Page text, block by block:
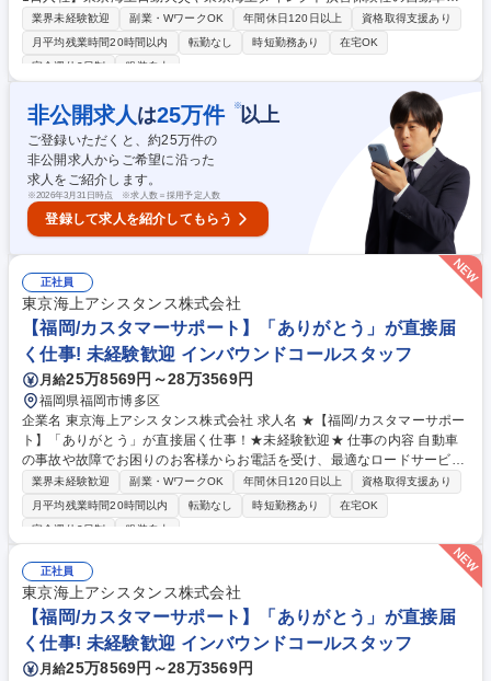
険に加入されているお客様への、ロードサービスアシスタンス業務をお任
せします。未経験歓迎！お客様の力になりたい方ご応募ください。 ■自動
車の故障や事故に遭われたお客様からお電話を受け、サービスの手配に必
サービスを手配する。レッカーの手配からレンタカー・タクシーの手配な
ど多岐に渡ります。 ※9月1日入社以降ご希望の場合はそちらでも可能で
す。 募集職種 ★10月1日入社★【福岡市/カスタマーサポート】年休125
日/フリーシフト/WLB◎
業界未経験歓迎 副業・WワークOK 年間休日120日以上
資格取得支援あり
月平均残業時間20時間以内
転勤なし 時短勤務あり
在宅OK
完全週休2日制
服装自由
非公開求人 は25万件 ※以上
ご登録いただくと、約25万件の
非公開求人からご希望に沿った
求人をご紹介します。
※2026年3月31日時点 ※求人数＝採用予定人数
登録して求人を紹介してもらう
正社員
東京海上アシスタンス株式会社
【福岡/カスタマーサポート】「ありがとう」が直接届
く仕事! 未経験歓迎 インバウンドコールスタッフ
月給25万8569円～28万3569円
福岡県福岡市博多区
企業名 東京海上アシスタンス株式会社 求人名 ★【福岡/カスタマーサポー
ト】「ありがとう」が直接届く仕事！★未経験歓迎★ 仕事の内容 自動車
の事故や故障でお困りのお客様からお電話を受け、最適なロードサービス
や代車等の手配を行い、一番の不安に寄り添うカスタマーサポート業務で
す。 ■お電話による事故・故障状況のヒアリングおよび情報収集 ■お客様
の状況に合わせた最適なサービス（レッカー、レンタカー、タクシー等）
のシステム入力・管理 ■チームでの対応ノウハウ共有および業務改善 【業
務内容の変更範囲】当社の指定する業務 募集職種 ★【福岡/カスタマーサ
ポート】「ありがとう」が直接届く仕事！★未経験歓迎★
業界未経験歓迎 副業・WワークOK 年間休日120日以上
資格取得支援あり
月平均残業時間20時間以内
転勤なし 時短勤務あり
在宅OK
完全週休2日制
服装自由
正社員
東京海上アシスタンス株式会社
【福岡/カスタマーサポート】「ありがとう」が直接届
く仕事! 未経験歓迎 インバウンドコールスタッフ
月給25万8569円～28万3569円